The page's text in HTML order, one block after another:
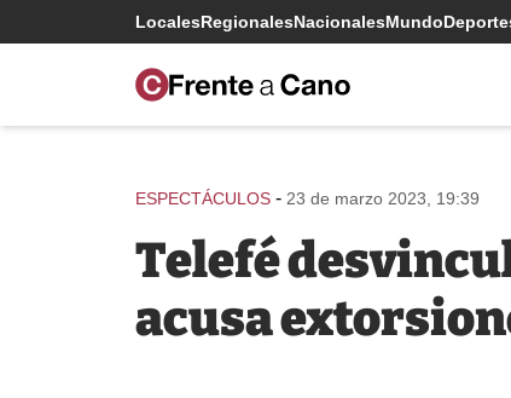
LocalesRegionalesNacionalesMundo
ESPECTÁCULOS - 23 de marzo 2023, 19:39
Telefé
acusa